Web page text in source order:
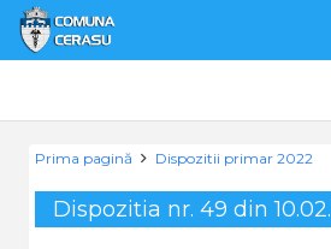
Prima pagină Dispozitii primar 2022
Dispozitia nr. 49 din